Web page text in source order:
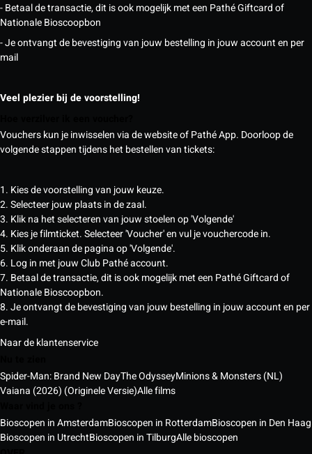
- Betaal de transactie, dit is ook mogelijk met een Pathé Giftcard of
Nationale Bioscoopbon
- Je ontvangt de bevestiging van jouw bestelling in jouw account en per
mail
Veel plezier bij de voorstelling!
Vouchers kun je inwisselen via de website of Pathé App. Doorloop de
volgende stappen tijdens het bestellen van tickets:
1. Kies de voorstelling van jouw keuze.
2. Selecteer jouw plaats in de zaal.
3. Klik na het selecteren van jouw stoelen op 'Volgende'
4. Kies je filmticket. Selecteer 'Voucher' en vul je vouchercode in.
5. Klik onderaan de pagina op 'Volgende'.
6. Log in met jouw Club Pathé account.
7. Betaal de transactie, dit is ook mogelijk met een Pathé Giftcard of
Nationale Bioscoopbon.
8. Je ontvangt de bevestiging van jouw bestelling in jouw account en per
e-mail.
Naar de klantenservice
Spider-Man: Brand New DayThe OdysseyMinions & Monsters (NL)
Vaiana (2026) (Originele Versie)Alle films
Bioscopen in AmsterdamBioscopen in RotterdamBioscopen in Den Haag
Bioscopen in UtrechtBioscopen in TilburgAlle bioscopen